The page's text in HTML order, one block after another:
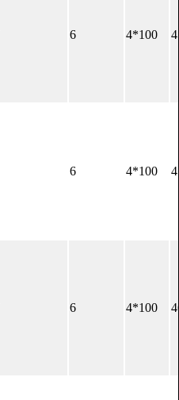
6 4*100
6 4*100
6 4*100